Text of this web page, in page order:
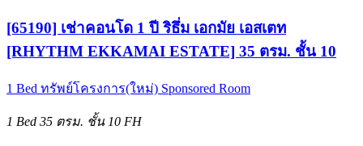
[65190] เช่าคอนโด 1 ปี ริธึ่ม เอกมัย เอสเตท
[RHYTHM EKKAMAI ESTATE] 35 ตรม. ชั้น 10
1 Bed ทรัพย์โครงการ(ใหม่) Sponsored Room
1 Bed 35 ตรม. ชั้น 10 FH